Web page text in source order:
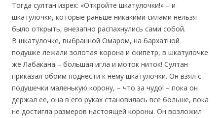
Тогда султан изрек: «Откройте шкатулочки!» – и
шкатулочки, которые раньше никакими силами нельзя
было открыть, внезапно распахнулись сами собой.
В шкатулочке, выбранной Омаром, на бархатной
подушке лежали золотая корона и скипетр, в шкатулочке
же Лабакана – большая игла и моток ниток! Султан
приказал обоим поднести к нему шкатулочки. Он взял с
подушечки маленькую корону, – что за чудо! – пока он
держал ее, она в его руках становилась все больше, пока
не достигла размеров настоящей короны. Он возложил